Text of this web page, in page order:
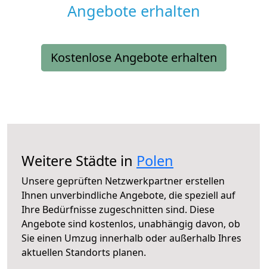
Angebote erhalten
Kostenlose Angebote erhalten
Weitere Städte in Polen
Unsere geprüften Netzwerkpartner erstellen
Ihnen unverbindliche Angebote, die speziell auf
Ihre Bedürfnisse zugeschnitten sind. Diese
Angebote sind kostenlos, unabhängig davon, ob
Sie einen Umzug innerhalb oder außerhalb Ihres
aktuellen Standorts planen.